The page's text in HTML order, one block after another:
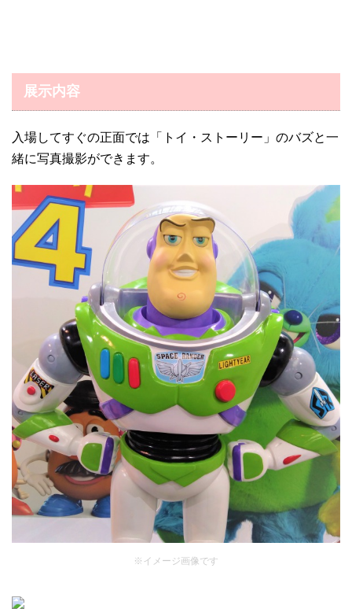
展示内容
入場してすぐの正面では「トイ・ストーリー」のバズと一
緒に写真撮影ができます。
※イメージ画像です